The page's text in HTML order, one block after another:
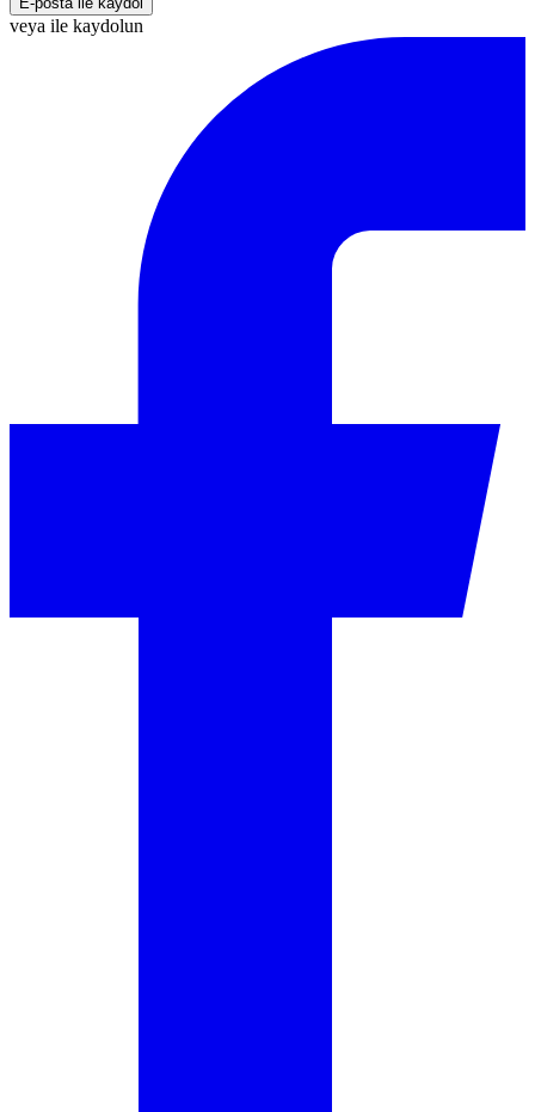
veya ile kaydolun